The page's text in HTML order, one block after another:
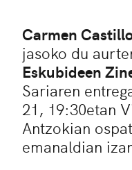
Carmen
jasoko du
Eskubideen
Sariaren
21, 19:30etan
Antzokian
emanaldian